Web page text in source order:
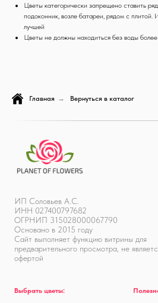
Цветы категорически запрещено ставить
подоконник, возле батареи, рядом с плитой.
лучшей
Цветы не должны находиться без воды
Главная → Вернуться в каталог
ИП Соловьев А.С.
ИНН 027400797682
ОГРНИП 315028000067790
Основано в 2015 году
Сайт выполняет функцию витрины для
предварительного просмотра, не
офертой
Выбрать цветы: